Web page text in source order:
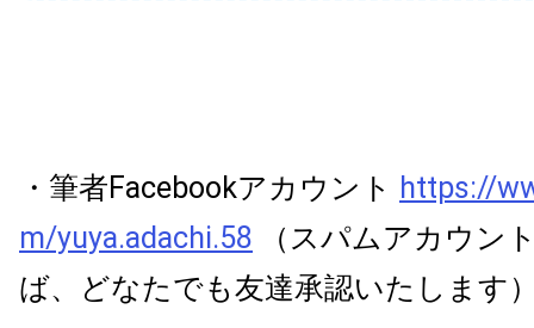
・筆者Facebookアカウント https://
m/yuya.adachi.58 （スパムアカウン
ば、どなたでも友達承認いたします